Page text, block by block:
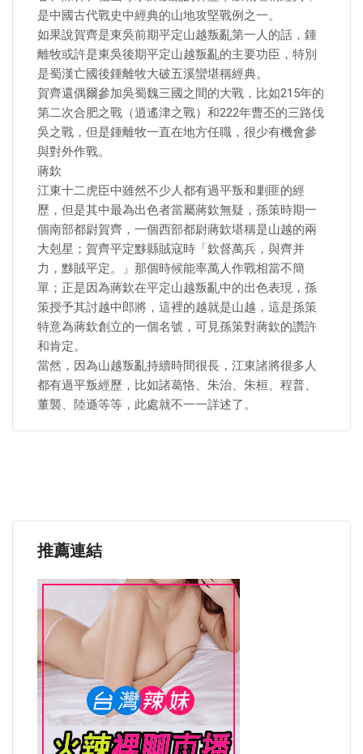
是中國古代戰史中經典的山地攻堅戰例之一。
如果說賀齊是東吳前期平定山越叛亂第一人的話，鍾
離牧或許是東吳後期平定山越叛亂的主要功臣，特別
是蜀漢亡國後鍾離牧大破五溪蠻堪稱經典。
賀齊還偶爾參加吳蜀魏三國之間的大戰，比如215年的
第二次合肥之戰（逍遙津之戰）和222年曹丕的三路伐
吳之戰，但是鍾離牧一直在地方任職，很少有機會參
與對外作戰。
蔣欽
江東十二虎臣中雖然不少人都有過平叛和剿匪的經
歷，但是其中最為出色者當屬蔣欽無疑，孫策時期一
個南部都尉賀齊，一個西部都尉蔣欽堪稱是山越的兩
大剋星；賀齊平定黟縣賊寇時「欽督萬兵，與齊并
力，黟賊平定。」那個時候能率萬人作戰相當不簡
單；正是因為蔣欽在平定山越叛亂中的出色表現，孫
策授予其討越中郎將，這裡的越就是山越，這是孫策
特意為蔣欽創立的一個名號，可見孫策對蔣欽的讚許
和肯定。
當然，因為山越叛亂持續時間很長，江東諸將很多人
都有過平叛經歷，比如諸葛恪、朱治、朱桓、程普、
董襲、陸遜等等，此處就不一一詳述了。
推薦連結